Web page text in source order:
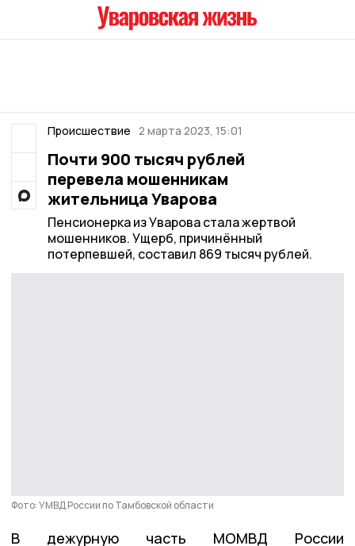
Происшествие 2 марта 2023, 15:01
Почти 900 тысяч рублей
перевела мошенникам
жительница Уварова
Пенсионерка из Уварова стала жертвой
мошенников. Ущерб, причинённый
потерпевшей, составил 869 тысяч рублей.
Фото: УМВД России по Тамбовской области
В дежурную часть МОМВД России